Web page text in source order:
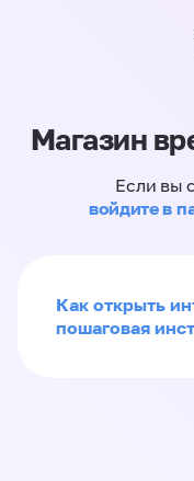
Магазин
Если вы
войдите в
Как открыть
пошаговая